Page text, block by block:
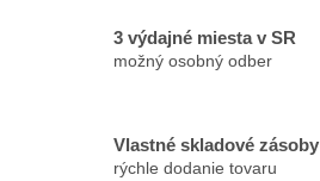
3 výdajné miesta v SR
možný osobný odber
Vlastné skladové zásoby
rýchle dodanie tovaru